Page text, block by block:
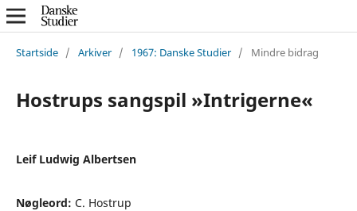
Startside / Arkiver / 1967: Danske Studier / Mindre bidrag
Hostrups sangspil »Intrigerne«
Leif Ludwig Albertsen
Nøgleord: C. Hostrup